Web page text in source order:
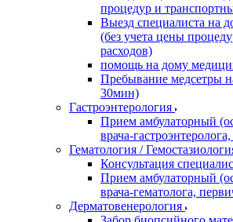
процедур и
Выезд специалиста на
(без учета цены
расходов)
помощь на дому
Пребывание медсетры
30мин)
Гастроэнтерология
Прием амбулаторный
врача-
Гематология /
Консультация
Прием амбулаторный
врача-гематолога,
Дерматовенерология